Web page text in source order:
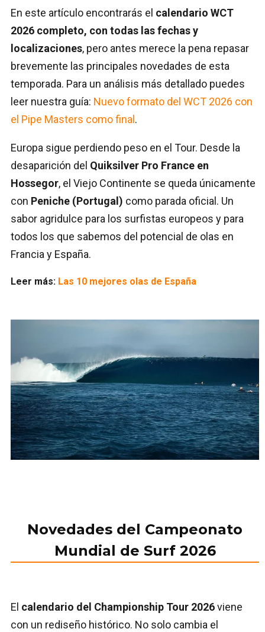
En este artículo encontrarás el calendario WCT
2026 completo, con todas las fechas y
localizaciones, pero antes merece la pena repasar
brevemente las principales novedades de esta
temporada. Para un análisis más detallado puedes
leer nuestra guía: Nuevo formato del WCT 2026 con
el Pipe Masters como final .
Europa sigue perdiendo peso en el Tour. Desde la
desaparición del Quiksilver Pro France en
Hossegor, el Viejo Continente se queda únicamente
con Peniche (Portugal) como parada oficial. Un
sabor agridulce para los surfistas europeos y para
todos los que sabemos del potencial de olas en
Francia y España.
Leer más: Las 10 mejores olas de España
Novedades del Campeonato
Mundial de Surf 2026
El calendario del Championship Tour 2026viene
con un rediseño histórico. No solo cambia el